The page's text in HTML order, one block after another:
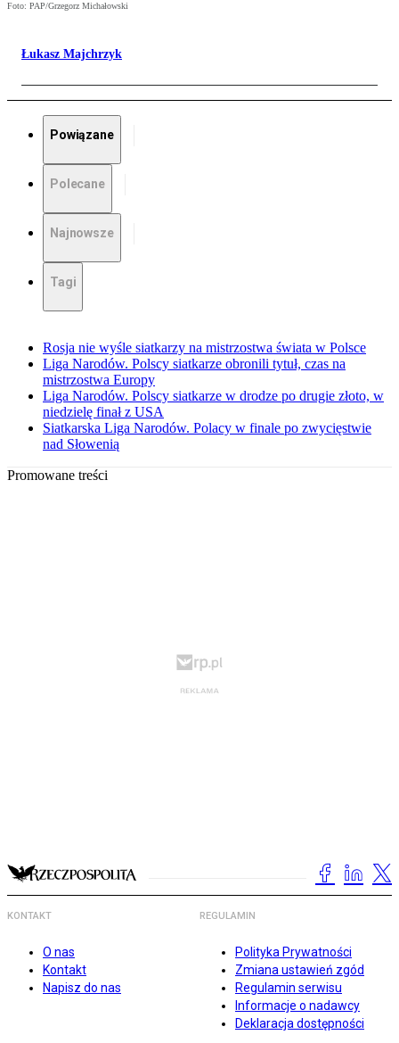
Foto: PAP/Grzegorz Michałowski
Łukasz Majchrzyk
Powiązane
Polecane
Najnowsze
Tagi
Rosja nie wyśle siatkarzy na mistrzostwa świata w Polsce
Liga Narodów. Polscy siatkarze obronili tytuł, czas na
mistrzostwa Europy
Liga Narodów. Polscy siatkarze w drodze po drugie złoto, w
niedzielę finał z USA
Siatkarska Liga Narodów. Polacy w finale po zwycięstwie
nad Słowenią
Promowane treści
KONTAKT
O nas
Kontakt
Napisz do nas
REGULAMIN
Polityka Prywatności
Zmiana ustawień zgód
Regulamin serwisu
Informacje o nadawcy
Deklaracja dostępności